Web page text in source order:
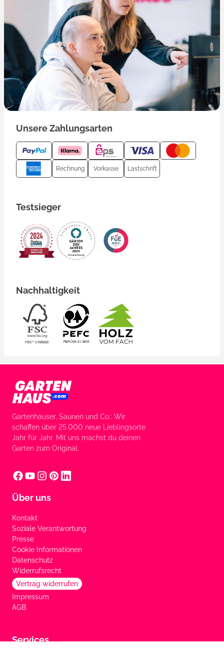
Unsere Zahlungsarten
Rechnung Vorkasse Lastschrift
Testsieger
Nachhaltigkeit
Gartenhäuser, Saunen und Co.: Wir
schaffen über 25.000 neue Lieblingsorte
Jahr für Jahr. Mit uns machst du deinen
Garten zum Original.
Über uns
Kontakt
Soziale Verantwortung
Presse
Cookie Informationen
Datenschutz
Widerrufsrecht
Vertrag widerrufen
Impressum
AGB
Services